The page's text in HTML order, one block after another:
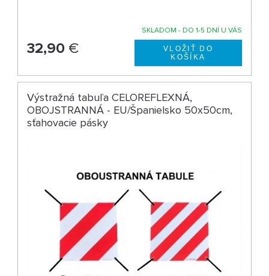
SKLADOM - DO 1-5 DNÍ U VÁS
32,90 €
Výstražná tabuľa CELOREFLEXNÁ,
OBOJSTRANNÁ - EU/Španielsko 50x50cm,
sťahovacie pásky